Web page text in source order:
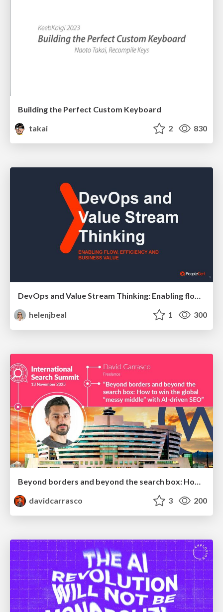
Building the Perfect Custom Keyboard
takai
2 830
DevOps and Value Stream Thinking: Enabling flow, efficiency and business value
helenjbeal
1 300
Beyond borders and beyond the search box: How to win the global "messy middle" with AI-driven SEO
davidcarrasco
3 200